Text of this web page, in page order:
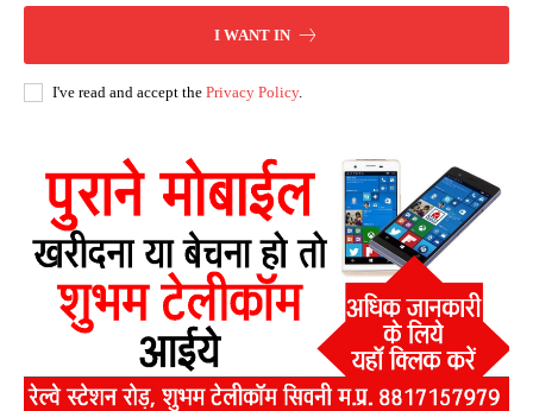
I WANT IN
I've read and accept the Privacy Policy.